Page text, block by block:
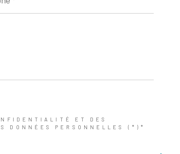
ET DES
DONNÉES PERSONNELLES (*)*